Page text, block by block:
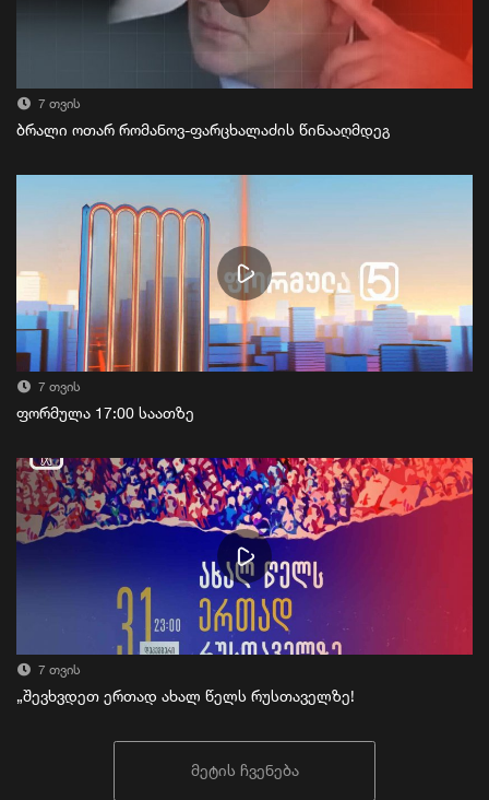
7 თვის
ბრალი ოთარ რომანოვ-ფარცხალაძის წინააღმდეგ
7 თვის
ფორმულა 17:00 საათზე
7 თვის
„შევხვდეთ ერთად ახალ წელს რუსთაველზე!
მეტის ჩვენება